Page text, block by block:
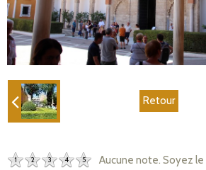
Retour
1 2 3 4 5
Aucune note. Soyez